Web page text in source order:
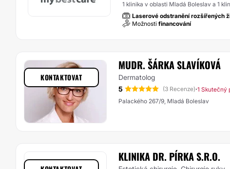
1 klinika v oblasti Mladá Boleslav a 1
Laserové odstranění rozšířených
Možnosti financování
MUDR. ŠÁRKA SLAVÍKOVÁ
Dermatolog
5
(3 Recenze)·1 Skutečný
Palackého 267/9, Mladá Boleslav
KONTAKTOVAT
KLINIKA DR. PÍRKA S.R.O.